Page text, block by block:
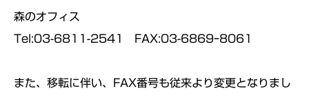
森のオフィス
Tel:03-6811-2541 FAX:03-6869ｰ8061
また、移転に伴い、FAX番号も従来より変更となりまし